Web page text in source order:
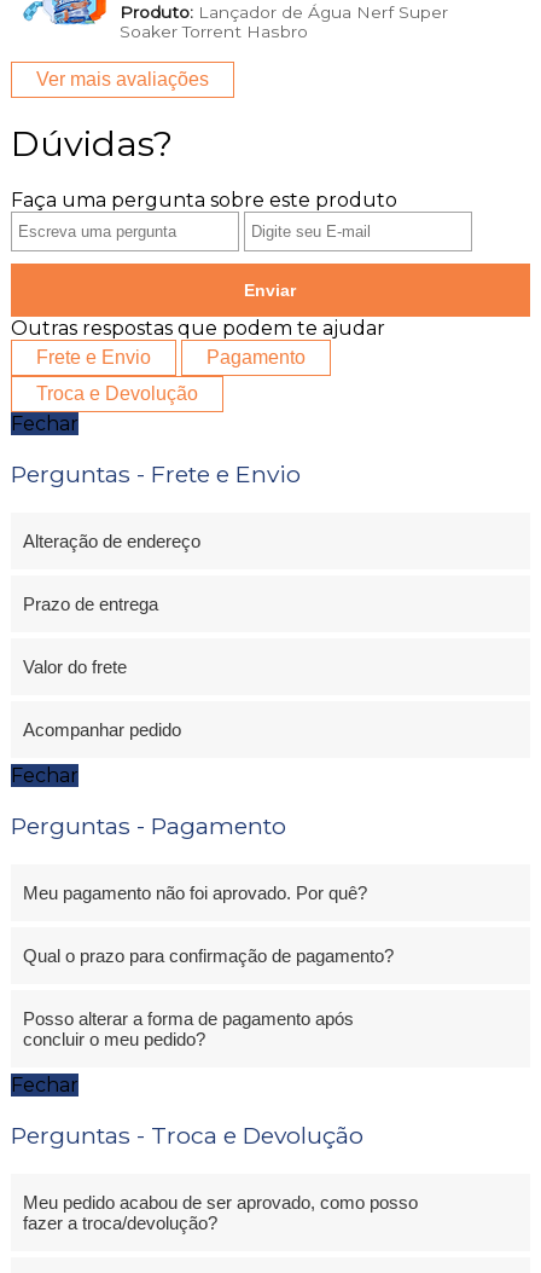
Produto:Lançador de Água Nerf Super
Soaker Torrent Hasbro
Ver mais avaliações
Dúvidas?
Faça uma pergunta sobre este produto
Enviar
Outras respostas que podem te ajudar
Frete e Envio
Pagamento
Troca e Devolução
Fechar
Perguntas - Frete e Envio
Alteração de endereço
Prazo de entrega
Valor do frete
Acompanhar pedido
Fechar
Perguntas - Pagamento
Meu pagamento não foi aprovado. Por quê?
Qual o prazo para confirmação de pagamento?
Posso alterar a forma de pagamento após
concluir o meu pedido?
Fechar
Perguntas - Troca e Devolução
Meu pedido acabou de ser aprovado, como posso
fazer a troca/devolução?